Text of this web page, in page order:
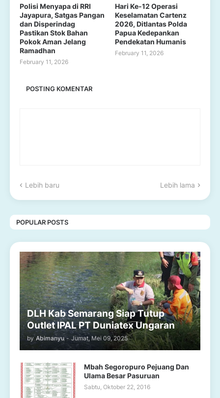
Polisi Menyapa di RRI
Jayapura, Satgas Pangan
dan Disperindag
Pastikan Stok Bahan
Pokok Aman Jelang
Ramadhan
February 11, 2026
Hari Ke-12 Operasi
Keselamatan Cartenz
2026, Ditlantas Polda
Papua Kedepankan
Pendekatan Humanis
February 11, 2026
POSTING KOMENTAR
Lebih baru Lebih lama
POPULAR POSTS
DLH Kab Semarang Siap Tutup
Outlet IPAL PT Duniatex Ungaran
by Abimanyu - Jumat, Mei 09, 2025
Mbah Segoropuro Pejuang Dan
Ulama Besar Pasuruan
Sabtu, Oktober 22, 2016